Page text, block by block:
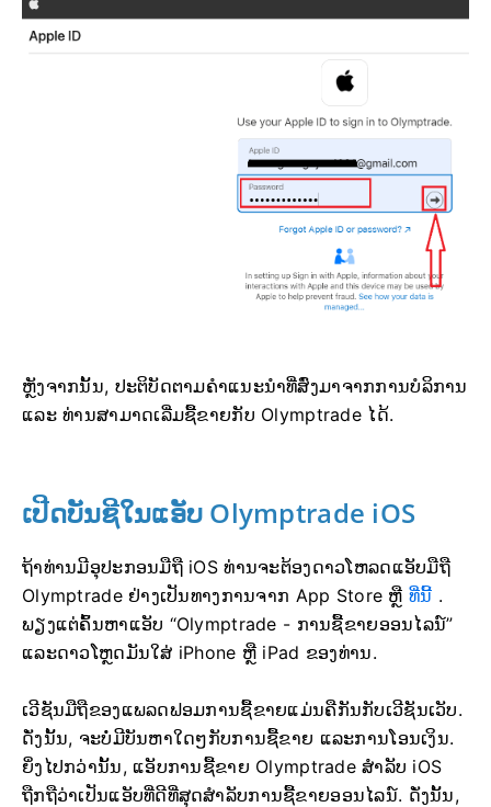
ຫຼັງຈາກນັ້ນ, ປະຕິບັດຕາມຄຳແນະນຳທີ່ສົ່ງມາຈາກການບໍລິການ
ແລະ ທ່ານສາມາດເລີ່ມຊື້ຂາຍກັບ Olymptrade ໄດ້.
ເປີດບັນຊີໃນແອັບ Olymptrade iOS
ຖ້າທ່ານມີອຸປະກອນມືຖື iOS ທ່ານຈະຕ້ອງດາວໂຫລດແອັບມືຖື
Olymptrade ຢ່າງເປັນທາງການຈາກ App Store ຫຼື ທີ່ນີ້ .
ພຽງແຕ່ຄົ້ນຫາແອັບ “Olymptrade - ການຊື້ຂາຍອອນໄລນ໌”
ແລະດາວໂຫຼດມັນໃສ່ iPhone ຫຼື iPad ຂອງທ່ານ.
ເວີຊັນມືຖືຂອງແພລດຟອມການຊື້ຂາຍແມ່ນຄືກັນກັບເວີຊັນເວັບ.
ດັ່ງນັ້ນ, ຈະບໍ່ມີບັນຫາໃດໆກັບການຊື້ຂາຍ ແລະການໂອນເງິນ.
ຍິ່ງໄປກວ່ານັ້ນ, ແອັບການຊື້ຂາຍ Olymptrade ສຳລັບ iOS
ຖືກຖືວ່າເປັນແອັບທີ່ດີທີ່ສຸດສຳລັບການຊື້ຂາຍອອນໄລນ໌. ດັ່ງນັ້ນ,